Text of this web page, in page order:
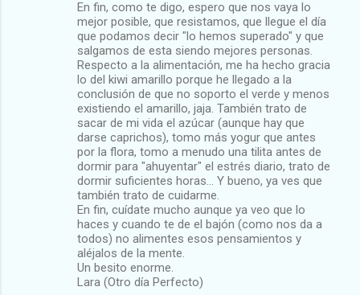
En fin, como te digo, espero que nos vaya lo
mejor posible, que resistamos, que llegue el día
que podamos decir "lo hemos superado" y que
salgamos de esta siendo mejores personas.
Respecto a la alimentación, me ha hecho gracia
lo del kiwi amarillo porque he llegado a la
conclusión de que no soporto el verde y menos
existiendo el amarillo, jaja. También trato de
sacar de mi vida el azúcar (aunque hay que
darse caprichos), tomo más yogur que antes
por la flora, tomo a menudo una tilita antes de
dormir para "ahuyentar" el estrés diario, trato de
dormir suficientes horas... Y bueno, ya ves que
también trato de cuidarme.
En fin, cuídate mucho aunque ya veo que lo
haces y cuando te de el bajón (como nos da a
todos) no alimentes esos pensamientos y
aléjalos de la mente.
Un besito enorme.
Lara (Otro día Perfecto)